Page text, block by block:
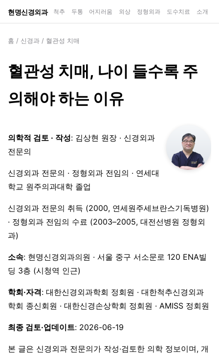
현명신경외과 척추 두통 어지러움 외상 정형외과 도수치료 소개
홈 / 신경과 / 혈관성 치매
혈관성 치매, 나이 들수록 주
의해야 하는 이유
의학적 검토 · 작성: 김상현 원장 · 신경외과
전문의
신경외과 전문의 · 정형외과 전임의 · 연세대
학교 원주의과대학 졸업
신경외과 전문의 취득 (2000, 연세원주세브란스기독병원)
· 정형외과 전임의 수료 (2003–2005, 대전선병원 정형외
과)
소속: 현명신경외과의원 · 서울 중구 서소문로 120 ENA빌
딩 3층 (시청역 인근)
학회·자격: 대한신경외과학회 정회원 · 대한척추신경외과
학회 종신회원 · 대한신경손상학회 정회원 · AMISS 정회원
최종 검토·업데이트: 2026-06-19
본 글은 신경외과 전문의가 작성·검토한 의학 정보이며, 개